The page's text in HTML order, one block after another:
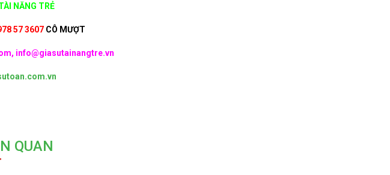
NĂNG TRẺ
57 3607 CÔ MƯỢT
info@giasutainangtre.vn
QUAN